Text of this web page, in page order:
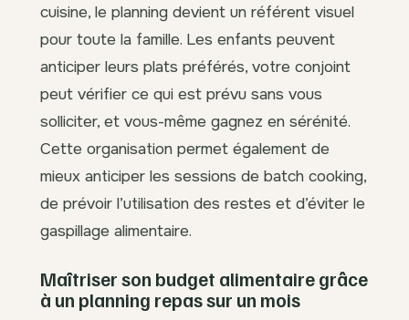
cuisine, le planning devient un référent visuel
pour toute la famille. Les enfants peuvent
anticiper leurs plats préférés, votre conjoint
peut vérifier ce qui est prévu sans vous
solliciter, et vous-même gagnez en sérénité.
Cette organisation permet également de
mieux anticiper les sessions de batch cooking,
de prévoir l’utilisation des restes et d’éviter le
gaspillage alimentaire.
Maîtriser son budget alimentaire grâce
à un planning repas sur un mois